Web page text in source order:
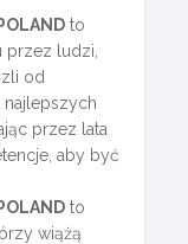
POLAND to
przez ludzi,
od
przez lata
aby być
POLAND to
wiążą